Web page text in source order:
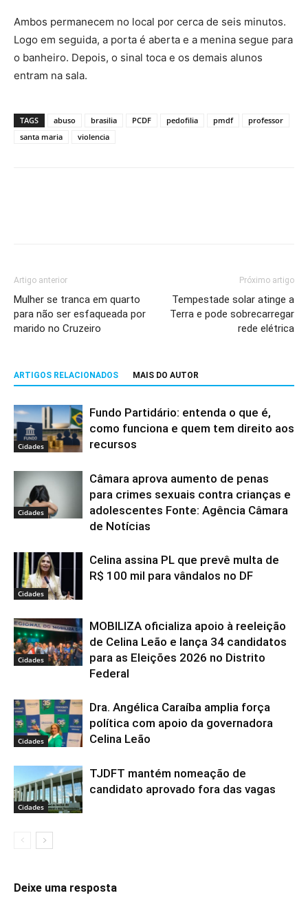
Ambos permanecem no local por cerca de seis minutos.
Logo em seguida, a porta é aberta e a menina segue para
o banheiro. Depois, o sinal toca e os demais alunos
entram na sala.
TAGS abuso brasilia PCDF pedofilia pmdf
professor
santa maria
violencia
Artigo anterior
Mulher se tranca em quarto
para não ser esfaqueada por
marido no Cruzeiro
Próximo artigo
Tempestade solar atinge a
Terra e pode sobrecarregar
rede elétrica
ARTIGOS RELACIONADOS MAIS DO AUTOR
Cidades
Fundo Partidário: entenda o que é,
como funciona e quem tem direito aos
recursos
Cidades
Câmara aprova aumento de penas
para crimes sexuais contra crianças e
adolescentes Fonte: Agência Câmara
de Notícias
Cidades
Celina assina PL que prevê multa de
R$ 100 mil para vândalos no DF
Cidades
MOBILIZA oficializa apoio à reeleição
de Celina Leão e lança 34 candidatos
para as Eleições 2026 no Distrito
Federal
Cidades
Dra. Angélica Caraíba amplia força
política com apoio da governadora
Celina Leão
Cidades
TJDFT mantém nomeação de
candidato aprovado fora das vagas
Deixe uma resposta